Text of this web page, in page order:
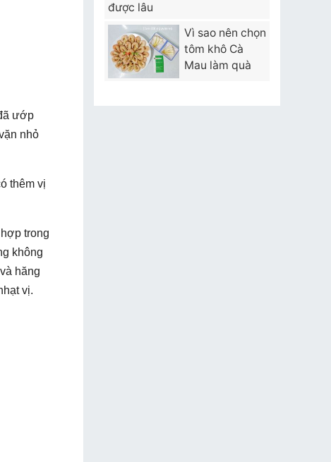
ướp
nhỏ
thêm vị
trong
không
hăng
vị.
được lâu
Vì sao nên chọn
tôm khô Cà
Mau làm quà